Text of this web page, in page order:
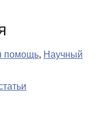
помощь, Научный